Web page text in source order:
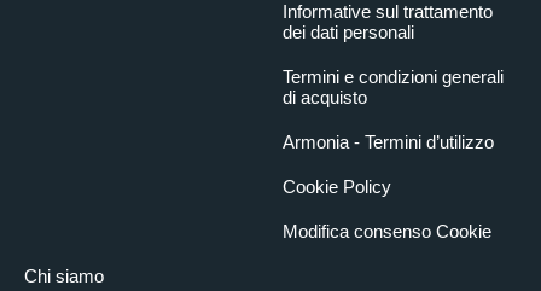
Chi siamo
Informative sul trattamento
dei dati personali
Termini e condizioni generali
di acquisto
Armonia - Termini d’utilizzo
Cookie Policy
Modifica consenso Cookie